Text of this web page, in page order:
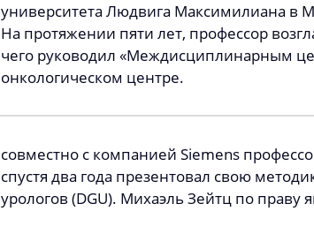
университета Людвига Максимилиана в
На протяжении пяти лет, профессор
чего руководил «Междисциплинарным
онкологическом центре.
совместно с компанией Siemens
спустя два года презентовал свою
урологов (DGU). Михаэль Зейтц по праву